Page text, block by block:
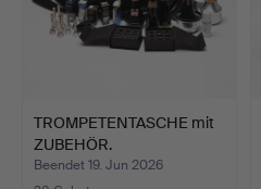
TROMPETENTASCHE mit
ZUBEHÖR.
Beendet 19. Jun 2026